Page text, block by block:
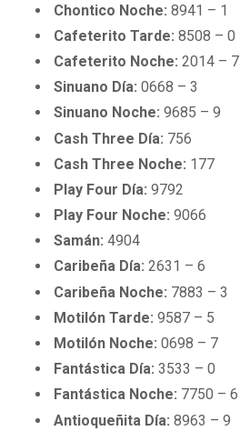
Chontico Noche:8941 – 1
Cafeterito Tarde:8508 – 0
Cafeterito Noche:2014 – 7
Sinuano Día:0668 – 3
Sinuano Noche:9685 – 9
Cash Three Día: 756
Cash Three Noche: 177
Play Four Día:9792
Play Four Noche:9066
Samán:4904
Caribeña Día:2631 – 6
Caribeña Noche: 7883 – 3
Motilón Tarde:9587 – 5
Motilón Noche:0698 – 7
Fantástica Día:3533 – 0
Fantástica Noche: 7750 – 6
Antioqueñita Día:8963 – 9